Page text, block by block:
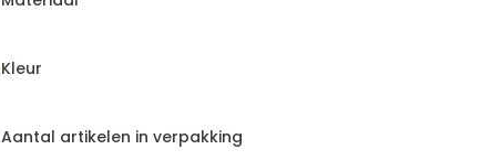
Kleur
Aantal artikelen in verpakking